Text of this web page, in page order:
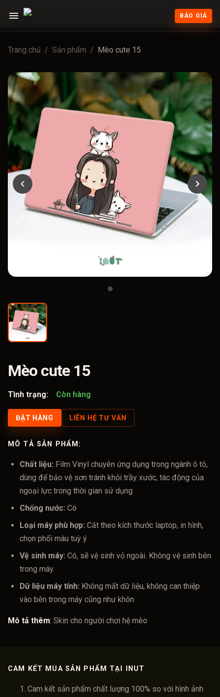
BÁO GIÁ
Trang chủ / Sản phẩm / Mèo cute 15
Mèo cute 15
Tình trạng: Còn hàng
ĐẶT HÀNG LIÊN HỆ TƯ VẤN
MÔ TẢ SẢN PHẨM:
Chất liệu: Film Vinyl chuyên ứng dụng trong ngành ô tô,
dùng để bảo vệ sơn tránh khỏi trầy xước, tác động của
ngoại lực trong thời gian sử dụng
Chống nước: Có
Loại máy phù hợp: Cắt theo kích thước laptop, in hình,
chọn phối màu tuỳ ý
Vệ sinh máy: Có, sẽ vệ sinh vỏ ngoài. Không vệ sinh bên
trong máy.
Dữ liệu máy tính: Không mất dữ liệu, không can thiệp
vào bên trong máy cũng như khôn
Mô tả thêm: Skin cho người chơi hệ mèo
CAM KẾT MUA SẢN PHẨM TẠI INUT
Cam kết sản phẩm chất lượng 100% so với hình ảnh